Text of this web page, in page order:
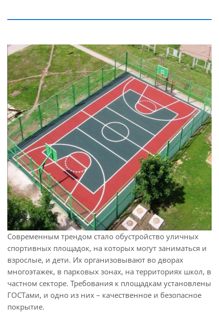
Современным трендом стало обустройство уличных
спортивных площадок, на которых могут заниматься и
взрослые, и дети. Их организовывают во дворах
многоэтажек, в парковых зонах, на территориях школ, в
частном секторе. Требования к площадкам установлены
ГОСТами, и одно из них – качественное и безопасное
покрытие.